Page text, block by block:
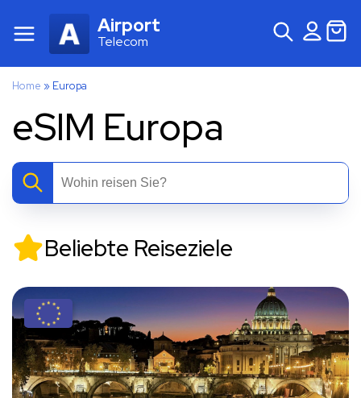
Airport
Telecom
Home » Europa
eSIM Europa
Beliebte Reiseziele